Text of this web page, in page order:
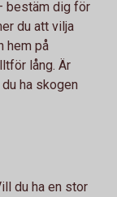
bestäm dig för
du att vilja
hem på
lång. Är
ha skogen
du ha en stor